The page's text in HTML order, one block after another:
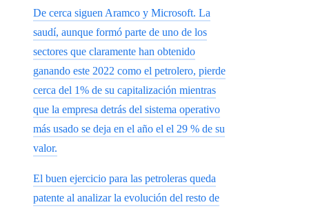
De cerca siguen Aramco y Microsoft. La
saudí, aunque formó parte de uno de los
sectores que claramente han obtenido
ganando este 2022 como el petrolero, pierde
cerca del 1% de su capitalización mientras
que la empresa detrás del sistema operativo
más usado se deja en el año el el 29 % de su
valor.
El buen ejercicio para las petroleras queda
patente al analizar la evolución del resto de